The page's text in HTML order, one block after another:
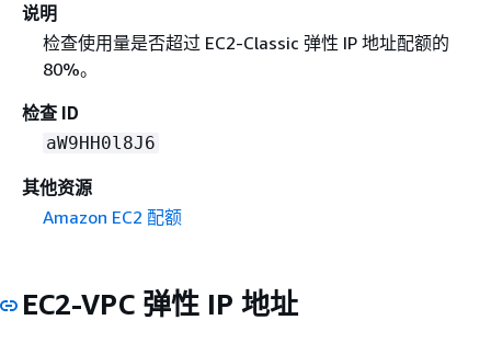
说明
检查使用量是否超过 EC2-Classic 弹性 IP 地址配额的
80%。
检查 ID
aW9HH0l8J6
其他资源
Amazon EC2 配额
EC2-VPC 弹性 IP 地址